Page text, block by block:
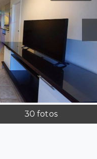
30 fotos